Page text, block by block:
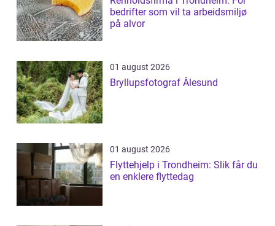
bedrifter som vil ta arbeidsmiljø
på alvor
01 august 2026
Bryllupsfotograf Ålesund
01 august 2026
Flyttehjelp i Trondheim: Slik får du
en enklere flyttedag